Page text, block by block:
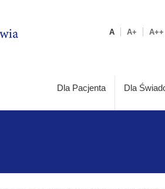
A A+ A++
Dla Pacjenta Dla